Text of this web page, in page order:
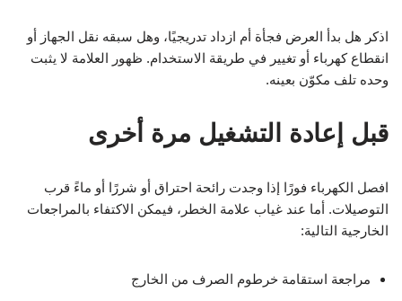
اذكر هل بدأ العرض فجأة أم ازداد تدريجيًا، وهل سبقه نقل الجهاز أو
انقطاع كهرباء أو تغيير في طريقة الاستخدام. ظهور العلامة لا يثبت
وحده تلف مكوّن بعينه.
قبل إعادة التشغيل مرة أخرى
افصل الكهرباء فورًا إذا وجدت رائحة احتراق أو شررًا أو ماءً قرب
التوصيلات. أما عند غياب علامة الخطر، فيمكن الاكتفاء بالمراجعات
الخارجية التالية:
مراجعة استقامة خرطوم الصرف من الخارج